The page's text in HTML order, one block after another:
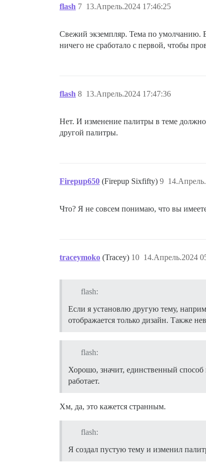
flash 13.Апрель.2024 17:46:25
7
Свежий экземпляр. Тема по умолчанию.
ничего не сработало с первой, чтобы
flash 13.Апрель.2024 17:47:36
8
Нет. И изменение палитры в теме должно
другой палитры.
Firepup650 (Firepup Sixfifty) 9
Что? Я не совсем понимаю, что вы
traceymoko (Tracey) 14.Апрель.2024
10
flash:
Если я установлю другую тему,
отображается только дизайн. Также
flash:
Хорошо, значит, единственный
работает.
Хм, да, это кажется странным.
flash:
Я создал пустую тему и изменил